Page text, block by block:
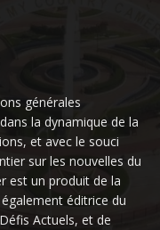
générales
la dynamique de la
et avec le souci
sur les nouvelles du
est un produit de la
éditrice du
Actuels, et de